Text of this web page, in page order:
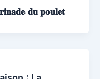
𝐝𝐮 𝐩𝐨𝐮𝐥𝐞𝐭